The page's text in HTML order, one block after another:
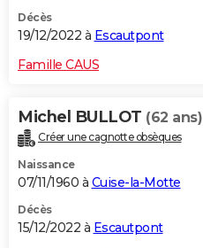
Décès
19/12/2022 à Escautpont
Famille CAUS
Michel BULLOT (62 ans)
Créer une cagnotte obsèques
Naissance
07/11/1960 à Cuise-la-Motte
Décès
15/12/2022 à Escautpont